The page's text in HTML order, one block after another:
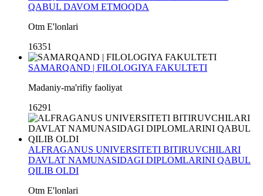
QABUL DAVOM ETMOQDA
Otm E'lonlari
16351
SAMARQAND | FILOLOGIYA FAKULTETI
Madaniy-ma'rifiy faoliyat
16291
ALFRAGANUS UNIVERSITETI BITIRUVCHILARI
DAVLAT NAMUNASIDAGI DIPLOMLARINI QABUL
QILIB OLDI
Otm E'lonlari